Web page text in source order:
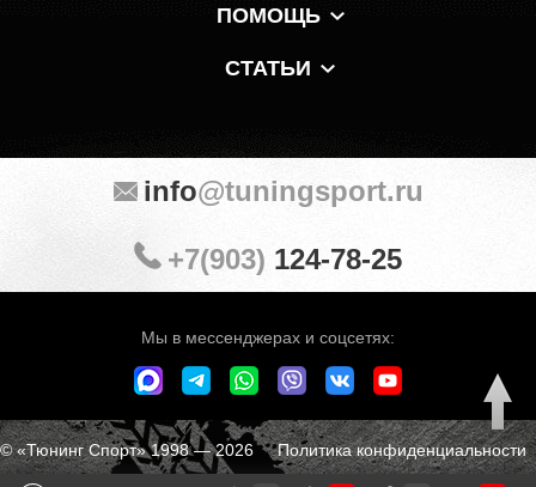
ПОМОЩЬ
СТАТЬИ
Мы в мессенджерах и соцсетях:
info@tuningsport.ru
+7(903) 124-78-25
© «Тюнинг Спорт» 1998 — 2026Политика конфиденциальности